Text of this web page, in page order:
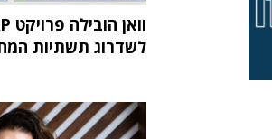
לשדרוג תשתיות